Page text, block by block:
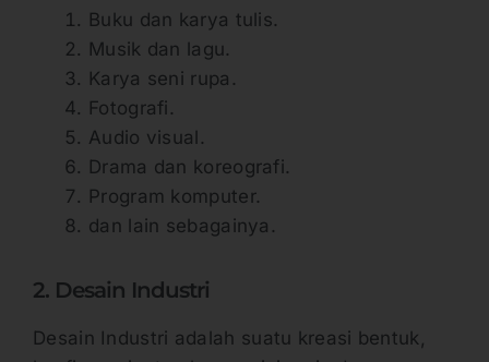
Buku dan karya tulis.
Musik dan lagu.
Karya seni rupa.
Fotografi.
Audio visual.
Drama dan koreografi.
Program komputer.
dan lain sebagainya.
2. Desain Industri
Desain Industri adalah suatu kreasi bentuk,